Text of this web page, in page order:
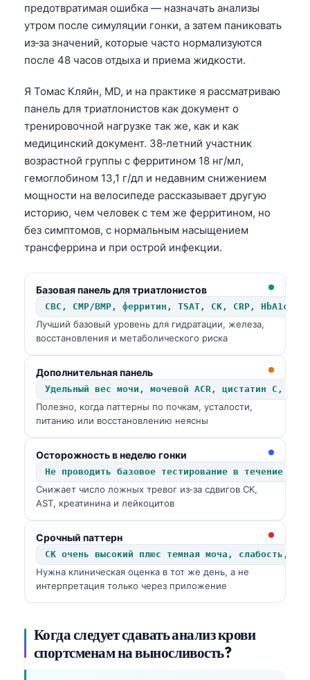
предотвратимая ошибка — назначать анализы
утром после симуляции гонки, а затем паниковать
из‑за значений, которые часто нормализуются
после 48 часов отдыха и приема жидкости.
Я Томас Кляйн, MD, и на практике я рассматриваю
панель для триатлонистов как документ о
тренировочной нагрузке так же, как и как
медицинский документ. 38‑летний участник
возрастной группы с ферритином 18 нг/мл,
гемоглобином 13,1 г/дл и недавним снижением
мощности на велосипеде рассказывает другую
историю, чем человек с тем же ферритином, но
без симптомов, с нормальным насыщением
трансферрина и при острой инфекции.
Базовая панель для триатлонистов
CBC, CMP/BMP, ферритин, TSAT, CK, CRP, HbA1c,
Лучший базовый уровень для гидратации, железа,
восстановления и метаболического риска
Дополнительная панель
Удельный вес мочи, мочевой ACR, цистатин C,
Полезно, когда паттерны по почкам, усталости,
питанию или восстановлению неясны
Осторожность в неделю гонки
Не проводить базовое тестирование в течение
Снижает число ложных тревог из‑за сдвигов CK,
AST, креатинина и лейкоцитов
Срочный паттерн
CK очень высокий плюс темная моча, слабость,
Нужна клиническая оценка в тот же день, а не
интерпретация только через приложение
Когда следует сдавать анализ крови
спортсменам на выносливость?